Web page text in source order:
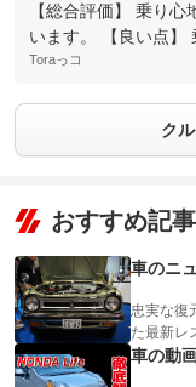
【総合評価】 乗り
います。 【良い点】
Toraっコ
ク
おすすめ記事
車のニ
忠実な復
た最新レ
車の動